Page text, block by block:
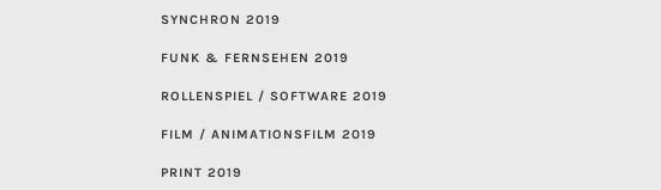
SYNCHRON 2019
FUNK & FERNSEHEN 2019
ROLLENSPIEL / SOFTWARE 2019
FILM / ANIMATIONSFILM 2019
PRINT 2019